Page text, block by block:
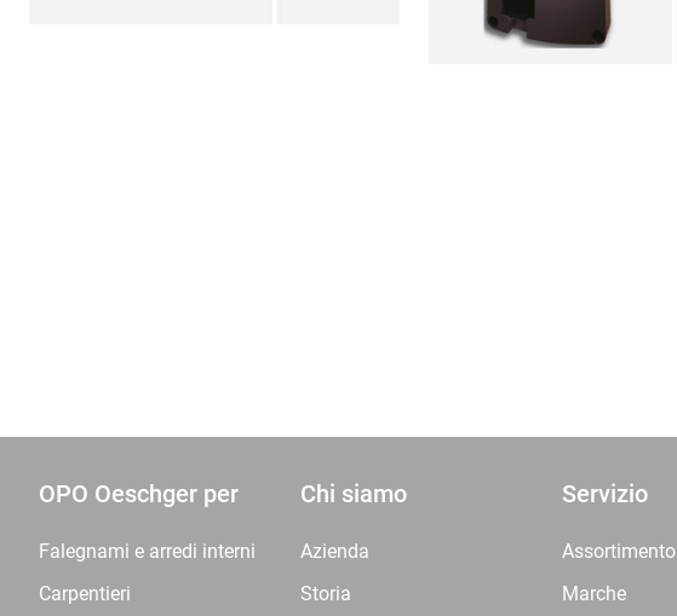
OPO Oeschger per
Falegnami e arredi interni
Carpentieri
Chi siamo
Azienda
Storia
Servizio
Assortimento
Marche